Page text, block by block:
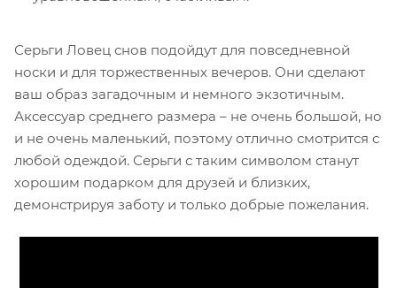
Серьги Ловец снов подойдут для повседневной
носки и для торжественных вечеров. Они сделают
ваш образ загадочным и немного экзотичным.
Аксессуар среднего размера – не очень большой, но
и не очень маленький, поэтому отлично смотрится с
любой одеждой. Серьги с таким символом станут
хорошим подарком для друзей и близких,
демонстрируя заботу и только добрые пожелания.